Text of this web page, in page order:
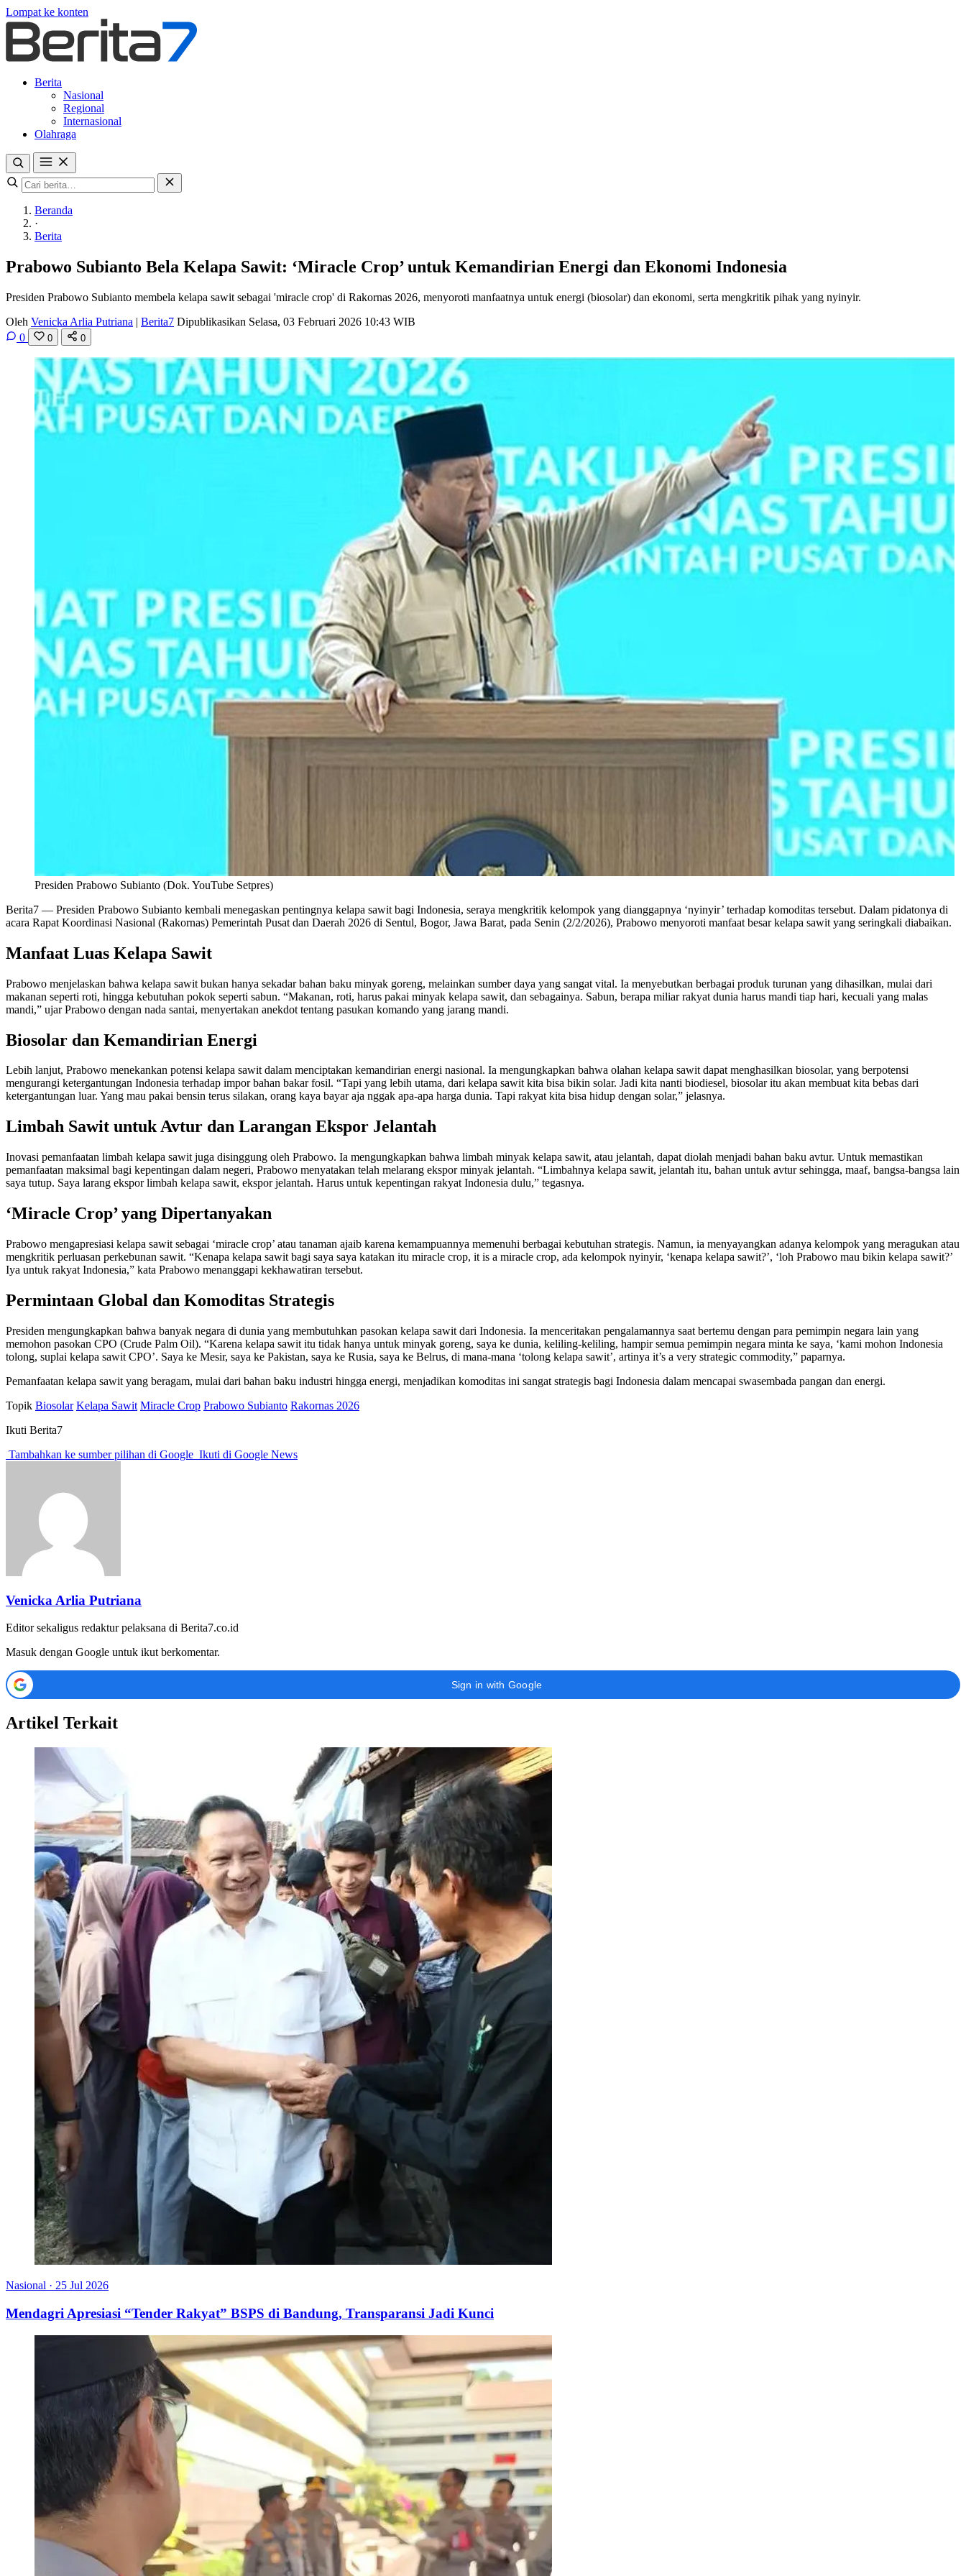
Lompat ke konten
Berita
Nasional
Regional
Internasional
Olahraga
Beranda
·
Berita
Prabowo Subianto Bela Kelapa Sawit: ‘Miracle Crop’ untuk Kemandirian Energi dan Ekonomi Indonesia
Presiden Prabowo Subianto membela kelapa sawit sebagai 'miracle crop' di Rakornas 2026, menyoroti manfaatnya untuk energi (biosolar) dan ekonomi, serta mengkritik pihak yang nyinyir.
Oleh Venicka Arlia Putriana | Berita7 Dipublikasikan Selasa, 03 Februari 2026 10:43 WIB
0
0 0
Presiden Prabowo Subianto (Dok. YouTube Setpres)
Berita7 — Presiden Prabowo Subianto kembali menegaskan pentingnya kelapa sawit bagi Indonesia, seraya mengkritik kelompok yang dianggapnya ‘nyinyir’ terhadap komoditas tersebut. Dalam pidatonya di
acara Rapat Koordinasi Nasional (Rakornas) Pemerintah Pusat dan Daerah 2026 di Sentul, Bogor, Jawa Barat, pada Senin (2/2/2026), Prabowo menyoroti manfaat besar kelapa sawit yang seringkali diabaikan.
Manfaat Luas Kelapa Sawit
Prabowo menjelaskan bahwa kelapa sawit bukan hanya sekadar bahan baku minyak goreng, melainkan sumber daya yang sangat vital. Ia menyebutkan berbagai produk turunan yang dihasilkan, mulai dari
makanan seperti roti, hingga kebutuhan pokok seperti sabun. “Makanan, roti, harus pakai minyak kelapa sawit, dan sebagainya. Sabun, berapa miliar rakyat dunia harus mandi tiap hari, kecuali yang malas
mandi,” ujar Prabowo dengan nada santai, menyertakan anekdot tentang pasukan komando yang jarang mandi.
Biosolar dan Kemandirian Energi
Lebih lanjut, Prabowo menekankan potensi kelapa sawit dalam menciptakan kemandirian energi nasional. Ia mengungkapkan bahwa olahan kelapa sawit dapat menghasilkan biosolar, yang berpotensi
mengurangi ketergantungan Indonesia terhadap impor bahan bakar fosil. “Tapi yang lebih utama, dari kelapa sawit kita bisa bikin solar. Jadi kita nanti biodiesel, biosolar itu akan membuat kita bebas dari
ketergantungan luar. Yang mau pakai bensin terus silakan, orang kaya bayar aja nggak apa-apa harga dunia. Tapi rakyat kita bisa hidup dengan solar,” jelasnya.
Limbah Sawit untuk Avtur dan Larangan Ekspor Jelantah
Inovasi pemanfaatan limbah kelapa sawit juga disinggung oleh Prabowo. Ia mengungkapkan bahwa limbah minyak kelapa sawit, atau jelantah, dapat diolah menjadi bahan baku avtur. Untuk memastikan
pemanfaatan maksimal bagi kepentingan dalam negeri, Prabowo menyatakan telah melarang ekspor minyak jelantah. “Limbahnya kelapa sawit, jelantah itu, bahan untuk avtur sehingga, maaf, bangsa-bangsa lain
saya tutup. Saya larang ekspor limbah kelapa sawit, ekspor jelantah. Harus untuk kepentingan rakyat Indonesia dulu,” tegasnya.
‘Miracle Crop’ yang Dipertanyakan
Prabowo mengapresiasi kelapa sawit sebagai ‘miracle crop’ atau tanaman ajaib karena kemampuannya memenuhi berbagai kebutuhan strategis. Namun, ia menyayangkan adanya kelompok yang meragukan atau
mengkritik perluasan perkebunan sawit. “Kenapa kelapa sawit bagi saya saya katakan itu miracle crop, it is a miracle crop, ada kelompok nyinyir, ‘kenapa kelapa sawit?’, ‘loh Prabowo mau bikin kelapa sawit?’
Iya untuk rakyat Indonesia,” kata Prabowo menanggapi kekhawatiran tersebut.
Permintaan Global dan Komoditas Strategis
Presiden mengungkapkan bahwa banyak negara di dunia yang membutuhkan pasokan kelapa sawit dari Indonesia. Ia menceritakan pengalamannya saat bertemu dengan para pemimpin negara lain yang
memohon pasokan CPO (Crude Palm Oil). “Karena kelapa sawit itu tidak hanya untuk minyak goreng, saya ke dunia, keliling-keliling, hampir semua pemimpin negara minta ke saya, ‘kami mohon Indonesia
tolong, suplai kelapa sawit CPO’. Saya ke Mesir, saya ke Pakistan, saya ke Rusia, saya ke Belrus, di mana-mana ‘tolong kelapa sawit’, artinya it’s a very strategic commodity,” paparnya.
Pemanfaatan kelapa sawit yang beragam, mulai dari bahan baku industri hingga energi, menjadikan komoditas ini sangat strategis bagi Indonesia dalam mencapai swasembada pangan dan energi.
Topik Biosolar Kelapa Sawit Miracle Crop Prabowo Subianto Rakornas 2026
Ikuti Berita7
Tambahkan ke sumber pilihan di Google Ikuti di Google News
Venicka Arlia Putriana
Editor sekaligus redaktur pelaksana di Berita7.co.id
Masuk dengan Google untuk ikut berkomentar.
Sign in with Google
Artikel Terkait
Nasional · 25 Jul 2026
Mendagri Apresiasi “Tender Rakyat” BSPS di Bandung, Transparansi Jadi Kunci